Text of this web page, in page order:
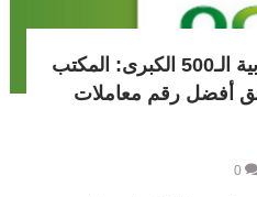
تصنيف المقاولات المغربية الـ500 الكبرى: المكتب
أفضل رقم معاملات
0